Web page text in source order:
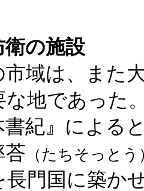
衛の施設
域は、また
な地であった
紀』による
荅 （たちそっとう
長門国に築か